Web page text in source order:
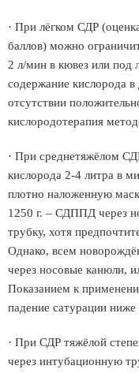
· При лёгком СДР
баллов) можно
2 л/мин в кювез или под
содержание кислорода
отсутствии
кислородотерапия
· При среднетяжёлом
кислорода 2-4 литра в
плотно наложенную
1250 г. – СДППД через
трубку, хотя
Однако, всем
через носовые канюли,
Показанием к
падение сатурации
· При СДР тяжёлой
через интубационную